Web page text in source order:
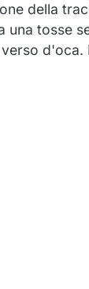
della
una tosse
d'oca.